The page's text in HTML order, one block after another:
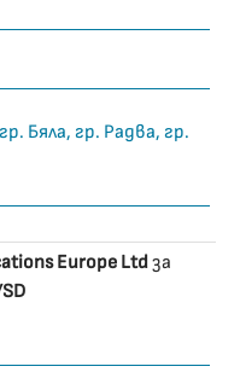
Бяла, гр. Радва, гр.
Europe Ltdза